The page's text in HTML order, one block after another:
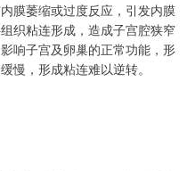
膜萎缩或过度反应，引发内膜
织粘连形成，造成子宫腔狭窄
响子宫及卵巢的正常功能，形
慢，形成粘连难以逆转。